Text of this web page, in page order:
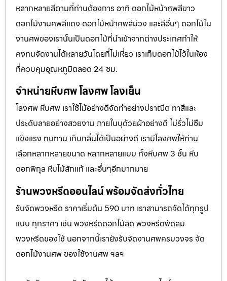
หลากหลายสีตามที่ท่านต้องการ อาทิ ดอกไม้หน้าศพสีขาว
ดอกไม้งานศพสีแดง ดอกไม้หน้าศพสีม่วง และสีอื่นๆ ดอกไม้ใน
งานศพของเรานั้นเป็นดอกไม้ที่นำเข้าจากต่างประเทศทำให้
คงทนจัดงานได้หลายวันโดยที่ไม่เหี่ยว เราเก็บดอกไม้ไว้ในห้อง
ที่ควบคุมอุณหภูมิตลอด 24 ชม.
จำหน่ายหีบศพ โลงศพ โลงเย็น
โลงศพ หีบศพ เราใช้ไม้อย่างดีจัดทำอย่างปราณีต ทาสีและ
ประดับลายอย่างสวยงาม ภายในบุด้วยผ้าอย่างดี ไม่รั่วไม่ซึม
แข็งแรง ทนทาน เก็บกลิ่นได้เป็นอย่างดี เรามีโลงศพให้ท่าน
เลือกหลากหลายขนาด หลากหลายแบบ ทั้งหีบศพ 3 ชั้น หีบ
ดอกพิกุล หีบไม้สักแท้ และอื่นๆอีกมากมาย
ร้านพวงหรีดออนไลน์ พร้อมจัดส่งทั่วไทย
รับจัดพวงหรีด ราคาเริ่มต้น 590 บาท เราสามารถจัดได้ทุกรูป
แบบ ทุกราคา เช่น พวงหรีดดอกไม้สด พวงหรีดพัดลม
พวงหรีดของใช้ นอกจากนี้เรายังรับจัดงานศพครบวงจร จัด
ดอกไม้งานศพ ของใช้งานศพ ฯลฯ